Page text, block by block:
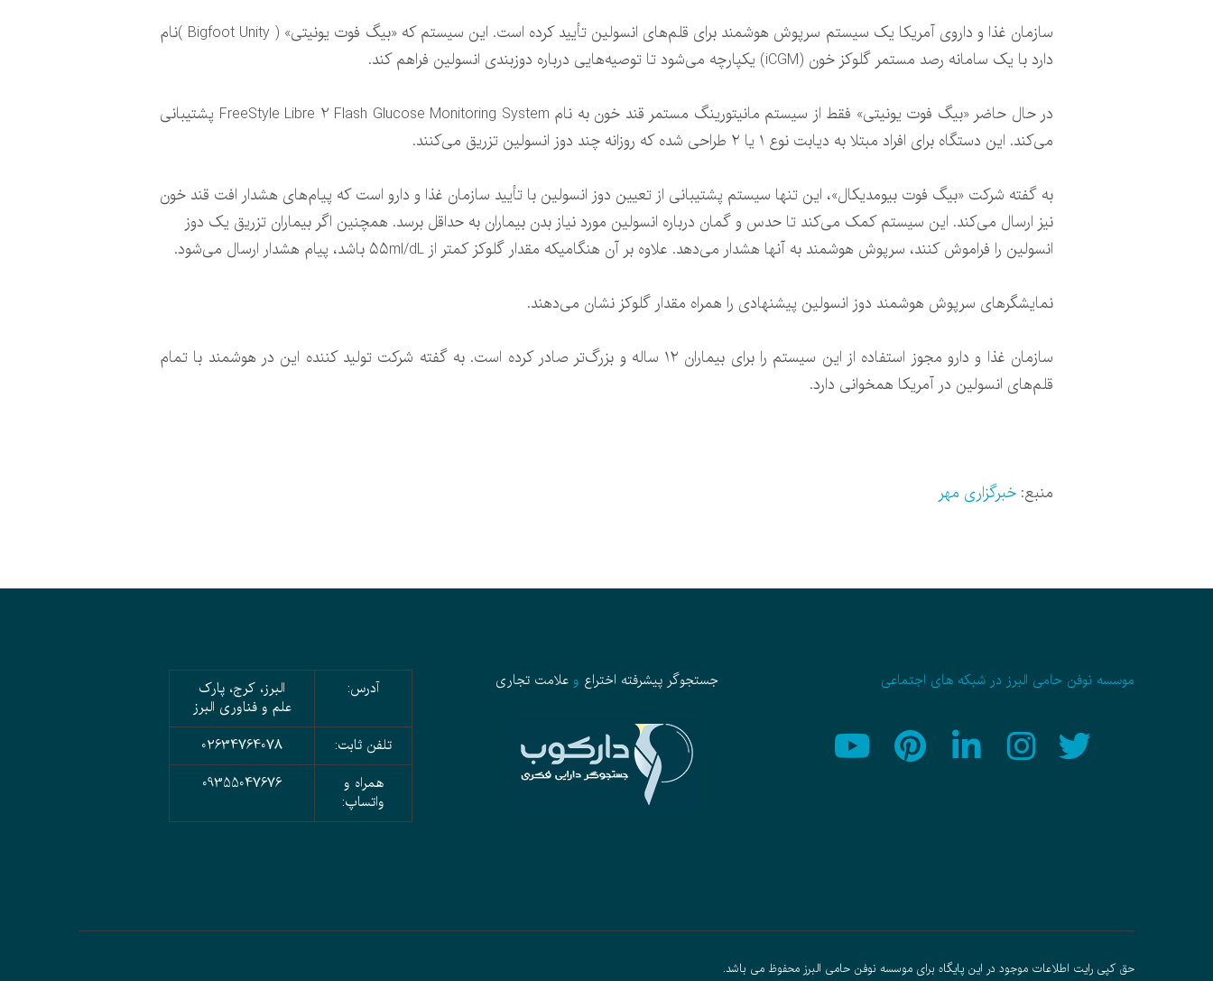
سازمان غذا و داروی آمریکا یک سیستم سرپوش هوشمند برای قلم‌های انسولین تأیید کرده است. این سیستم که «بیگ فوت یونیتی» ( Bigfoot Unity )نام
دارد با یک سامانه رصد مستمر گلوکز خون (iCGM) یکپارچه می‌شود تا توصیه‌هایی درباره دوزبندی انسولین فراهم کند.
در حال حاضر «بیگ فوت یونیتی» فقط از سیستم مانیتورینگ مستمر قند خون به نام FreeStyle Libre 2 Flash Glucose Monitoring System پشتیبانی
می‌کند. این دستگاه برای افراد مبتلا به دیابت نوع ۱ یا ۲ طراحی شده که روزانه چند دوز انسولین تزریق می‌کنند.
به گفته شرکت «بیگ فوت بیومدیکال»، این تنها سیستم پشتیبانی از تعیین دوز انسولین با تأیید سازمان غذا و دارو است که پیام‌های هشدار افت قند خون
نیز ارسال می‌کند. این سیستم کمک می‌کند تا حدس و گمان درباره انسولین مورد نیاز بدن بیماران به حداقل برسد. همچنین اگر بیماران تزریق یک دوز
انسولین را فراموش کنند، سرپوش هوشمند به آنها هشدار می‌دهد. علاوه بر آن هنگامیکه مقدار گلوکز کمتر از ۵۵ml/dL باشد، پیام هشدار ارسال می‌شود.
نمایشگرهای سرپوش هوشمند دوز انسولین پیشنهادی را همراه مقدار گلوکز نشان می‌دهند.
سازمان غذا و دارو مجوز استفاده از این سیستم را برای بیماران ۱۲ ساله و بزرگ‌تر صادر کرده است. به گفته شرکت تولید کننده این در هوشمند با تمام
قلم‌های انسولین در آمریکا همخوانی دارد.
منبع: خبرگزاری مهر
موسسه نوفن حامی البرز در شبکه های اجتماعی جستجوگر پیشرفته اختراع وعلامت تجاری آدرس:
البرز، کرج، پارک
علم و فناوری البرز
تلفن ثابت:
02634764078
همراه و
واتساپ:
09355047676
حق کپی رایت اطلاعات موجود در این پایگاه برای موسسه نوفن حامی البرز محفوظ می باشد.